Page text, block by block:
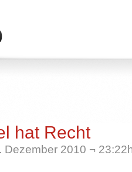
hat Recht
Dezember 2010 ¬